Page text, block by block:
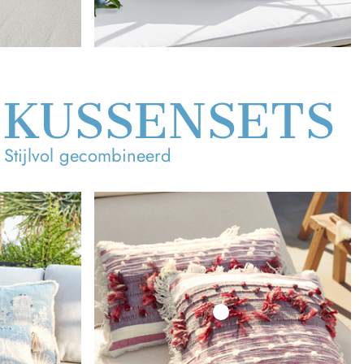
Stijlvol gecombineerd